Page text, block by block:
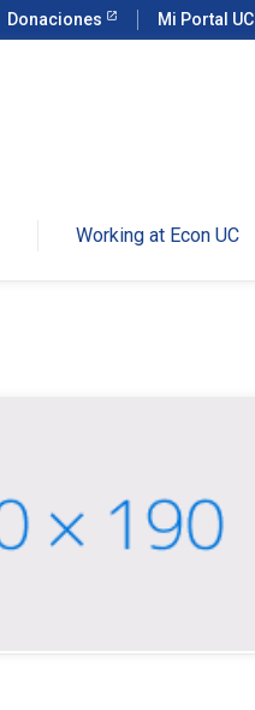
Donaciones Mi Portal UC
Working at Econ UC